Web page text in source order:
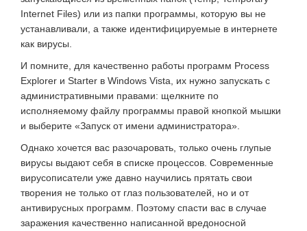
Internet Files) или из папки программы, которую вы не
устанавливали, а также идентифицируемые в интернете
как вирусы.
И помните, для качественно работы программ Process
Explorer и Starter в Windows Vista, их нужно запускать с
административными правами: щелкните по
исполняемому файлу программы правой кнопкой мышки
и выберите «Запуск от имени администратора».
Однако хочется вас разочаровать, только очень глупые
вирусы выдают себя в списке процессов. Современные
вирусописатели уже давно научились прятать свои
творения не только от глаз пользователей, но и от
антивирусных программ. Поэтому спасти вас в случае
заражения качественно написанной вредоносной